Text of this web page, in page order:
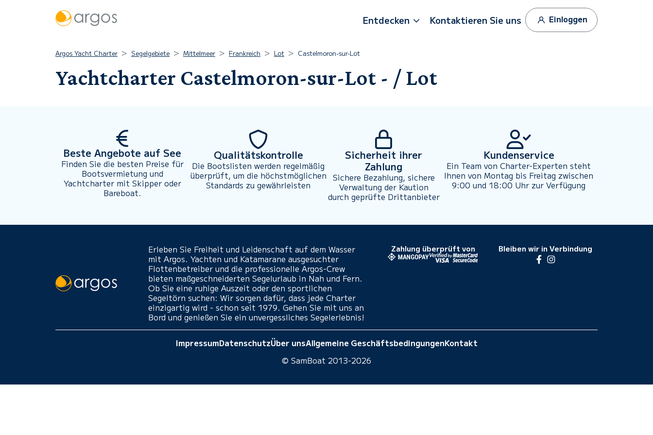
Entdecken Kontaktieren Sie uns Einloggen
Argos Yacht Charter Segelgebiete Mittelmeer Frankreich Lot Castelmoron-sur-Lot
Yachtcharter Castelmoron-sur-Lot - / Lot
Beste Angebote auf See
Finden Sie die besten Preise für
Bootsvermietung und
Yachtcharter mit Skipper oder
Bareboat.
Qualitätskontrolle
Die Bootslisten werden regelmäßig
überprüft, um die höchstmöglichen
Standards zu gewährleisten
Sicherheit ihrer
Zahlung
Sichere Bezahlung, sichere
Verwaltung der Kaution
durch geprüfte Drittanbieter
Kundenservice
Ein Team von Charter-Experten steht
Ihnen von Montag bis Freitag zwischen
9:00 und 18:00 Uhr zur Verfügung
Erleben Sie Freiheit und Leidenschaft auf dem Wasser
mit Argos. Yachten und Katamarane ausgesuchter
Flottenbetreiber und die professionelle Argos-Crew
bieten maßgeschneiderten Segelurlaub in Nah und Fern.
Ob Sie eine ruhige Auszeit oder den sportlichen
Segeltörn suchen: Wir sorgen dafür, dass jede Charter
einzigartig wird - schon seit 1979. Gehen Sie mit uns an
Bord und genießen Sie ein unvergessliches Segelerlebnis!
Zahlung überprüft von Bleiben wir in Verbindung
ImpressumDatenschutzÜber unsAllgemeine GeschäftsbedingungenKontakt
© SamBoat 2013-2026